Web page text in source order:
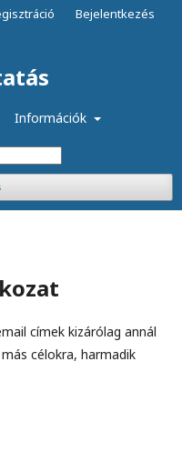
Információk
Bejelentkezés
címek kizárólag annál
célokra, harmadik